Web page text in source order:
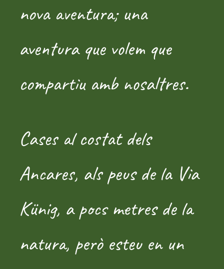
nova aventura; una
aventura que volem que
compartiu amb nosaltres.
Cases al costat dels
Ancares, als peus de la Via
Künig, a pocs metres de la
natura, però esteu en un